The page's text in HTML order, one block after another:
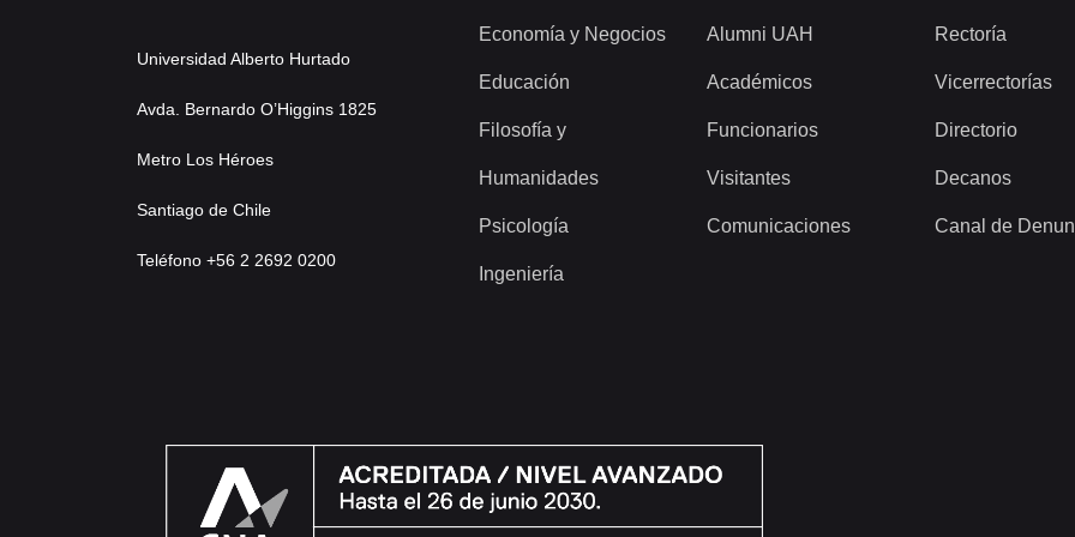
Universidad Alberto Hurtado
Avda. Bernardo O’Higgins 1825
Metro Los Héroes
Santiago de Chile
Teléfono +56 2 2692 0200
Economía y Negocios
Educación
Filosofía y
Humanidades
Psicología
Ingeniería
Alumni UAH
Académicos
Funcionarios
Visitantes
Comunicaciones
Rectoría
Vicerrectorías
Directorio
Decanos
Canal de